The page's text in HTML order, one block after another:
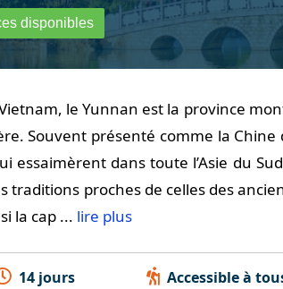
disponibles
le Yunnan est la province
Souvent présenté comme la
essaimèrent dans toute l’Asie du
traditions proches de celles des
la cap ... lire plus
14 jours Accessible à